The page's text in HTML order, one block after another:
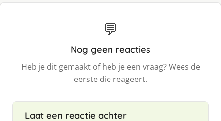
💬
Nog geen reacties
Heb je dit gemaakt of heb je een vraag? Wees de
eerste die reageert.
Laat een reactie achter